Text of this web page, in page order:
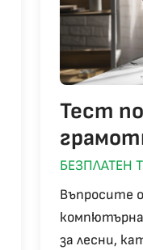
Тест
БЕЗПЛАТЕН
Въпросите
за лесни,